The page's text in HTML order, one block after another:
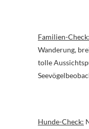
Familien-Check:
Wanderung,
tolle
Hunde-Check: